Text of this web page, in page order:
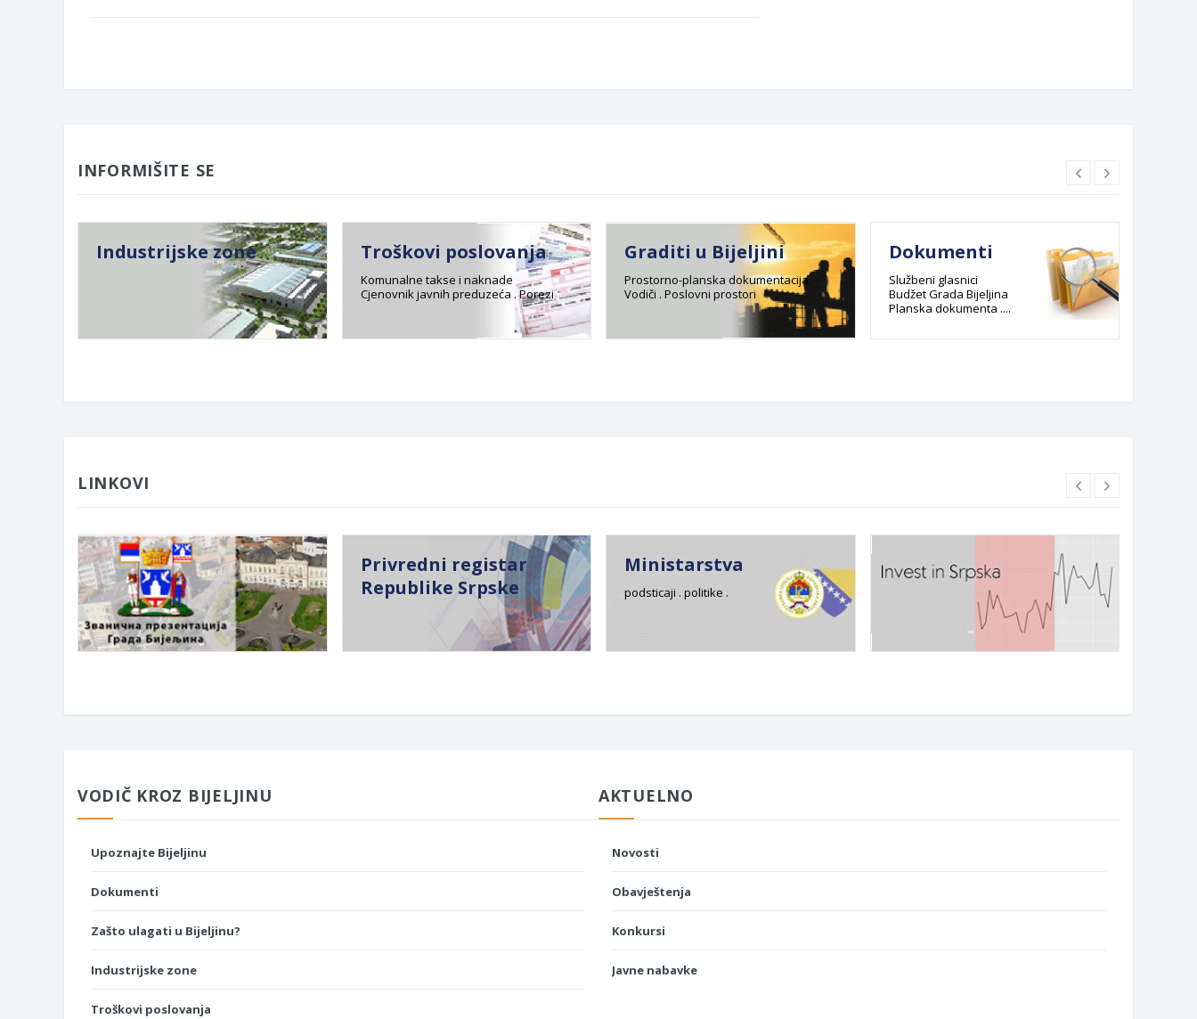
INFORMIŠITE SE
Industrijske zone Troškovi poslovanja
Komunalne takse i naknade
Cjenovnik javnih preduzeća . Porezi
Graditi u Bijeljini
Prostorno-planska dokumentacija.
Vodiči . Poslovni prostori
Dokumenti
Službeni glasnici
Budžet Grada Bijeljina
Planska dokumenta ....
LINKOVI
Privredni registar
Republike Srpske
Ministarstva
podsticaji . politike .
VODIČ KROZ BIJELJINU
Upoznajte Bijeljinu
Dokumenti
Zašto ulagati u Bijeljinu?
Industrijske zone
Troškovi poslovanja
AKTUELNO
Novosti
Obavještenja
Konkursi
Javne nabavke